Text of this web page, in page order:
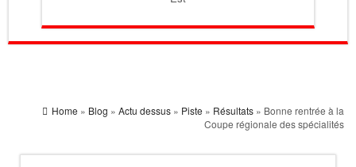
Home » Blog » Actu dessus » Piste » Résultats » Bonne rentrée à la
Coupe régionale des spécialités